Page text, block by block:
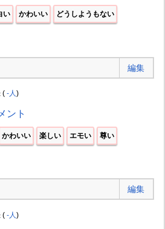
い かわいい どうしようもない
編集
( -人)
ント
かわいい 楽しい エモい 尊い
編集
( -人 )